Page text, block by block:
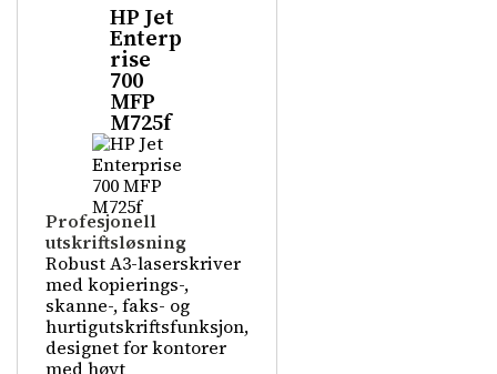
Profesjonell
utskriftsløsning
HP Jet
Enterp
rise
700
MFP
M725f
Robust A3-laserskriver
med kopierings-,
skanne-, faks- og
hurtigutskriftsfunksjon,
designet for kontorer
med høyt